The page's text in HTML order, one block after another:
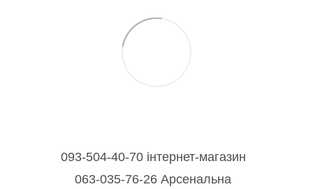
093-504-40-70 інтернет-магазин
063-035-76-26 Арсенальна